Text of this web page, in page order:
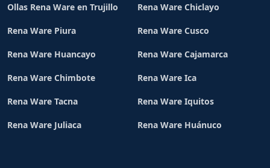
Ollas Rena Ware en Trujillo Rena Ware Chiclayo
Rena Ware Piura Rena Ware Cusco
Rena Ware Huancayo Rena Ware Cajamarca
Rena Ware Chimbote Rena Ware Ica
Rena Ware Tacna Rena Ware Iquitos
Rena Ware Juliaca Rena Ware Huánuco